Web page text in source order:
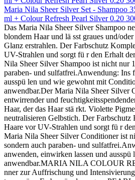
Maria Nila Sheer Silver Set - Shampoo
ml + Colour Refresh Pearl Silver 0.20
Das Maria Nila Sheer Silver Shampoo
blondem Haar und lä sst graues und/
Glanz erstrahlen. Der Farbschutz
UV-Strahlen und sorgt fü r den Erhalt
Nila Sheer Silver Shampoo ist nicht nur
paraben- und sulfatfrei.Anwendung: Ins
ausspü len und wie gewohnt mit
anwendbar.Der Maria Nila Sheer Silver
entwirrender und
Haar, der das Haar stä rkt. Violette
neutralisieren Gelbstich. Der Farbschutz
Haare vor UV-Strahlen und sorgt fü r
Maria Nila Sheer Silver Conditioner ist
sondern auch paraben- und
anwenden, einwirken lassen und ausspü
anwendbar.MARIA NILA COLOUR
nner zur Auffrischung und